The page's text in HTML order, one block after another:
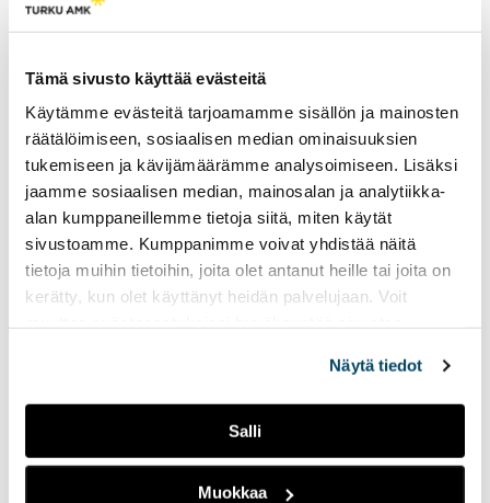
Tämä sivusto käyttää evästeitä
Käytämme evästeitä tarjoamamme sisällön ja mainosten
räätälöimiseen, sosiaalisen median ominaisuuksien
tukemiseen ja kävijämäärämme analysoimiseen. Lisäksi
jaamme sosiaalisen median, mainosalan ja analytiikka-
alan kumppaneillemme tietoja siitä, miten käytät
sivustoamme. Kumppanimme voivat yhdistää näitä
tietoja muihin tietoihin, joita olet antanut heille tai joita on
kerätty, kun olet käyttänyt heidän palvelujaan. Voit
Näytä tiedot
Salli
Muokkaa
Improsirkus valloitti
Taideakatemian yössä
05.11.2015
KULTTUURI
TAIDEAKATEMIAN YÖ
UUTISET
[metaslider id=21434]
Taideakatemian yössä
nähtiin tänään viime vuoden
tavoin improsirkusesitys.
”Klovni on se ihana
hölmö meissä kaikissa”
05.11.2015